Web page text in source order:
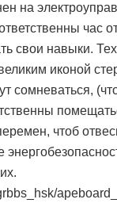
на
час
свои навыки.
иконой
сомневаться,
чтоб